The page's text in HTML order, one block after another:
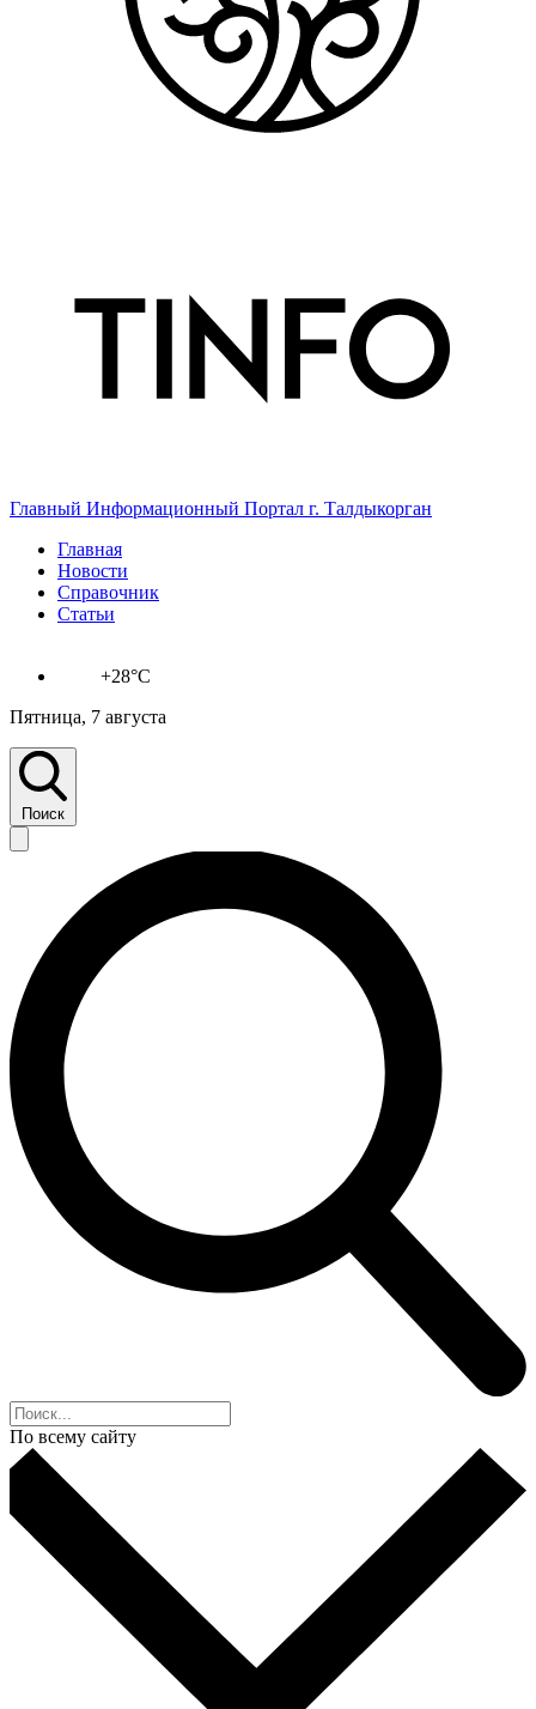
Главный Информационный Портал г. Талдыкорган
Главная
Новости
Справочник
Статьи
+28°C
Пятница, 7 августа
Поиск
По всему сайту